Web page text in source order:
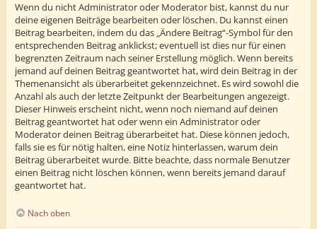
Wenn du nicht Administrator oder Moderator bist, kannst du nur
deine eigenen Beiträge bearbeiten oder löschen. Du kannst einen
Beitrag bearbeiten, indem du das „Ändere Beitrag“-Symbol für den
entsprechenden Beitrag anklickst; eventuell ist dies nur für einen
begrenzten Zeitraum nach seiner Erstellung möglich. Wenn bereits
jemand auf deinen Beitrag geantwortet hat, wird dein Beitrag in der
Themenansicht als überarbeitet gekennzeichnet. Es wird sowohl die
Anzahl als auch der letzte Zeitpunkt der Bearbeitungen angezeigt.
Dieser Hinweis erscheint nicht, wenn noch niemand auf deinen
Beitrag geantwortet hat oder wenn ein Administrator oder
Moderator deinen Beitrag überarbeitet hat. Diese können jedoch,
falls sie es für nötig halten, eine Notiz hinterlassen, warum dein
Beitrag überarbeitet wurde. Bitte beachte, dass normale Benutzer
einen Beitrag nicht löschen können, wenn bereits jemand darauf
geantwortet hat.
Nach oben